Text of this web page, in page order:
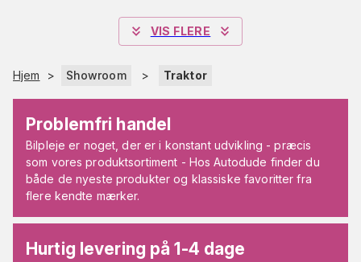
VIS FLERE
Hjem > Showroom > Traktor
Problemfri handel
Bilpleje er noget, der er i konstant udvikling - præcis
som vores produktsortiment - Hos Autodude finder du
både de nyeste produkter og klassiske favoritter fra
flere kendte mærker.
Hurtig levering på 1-4 dage